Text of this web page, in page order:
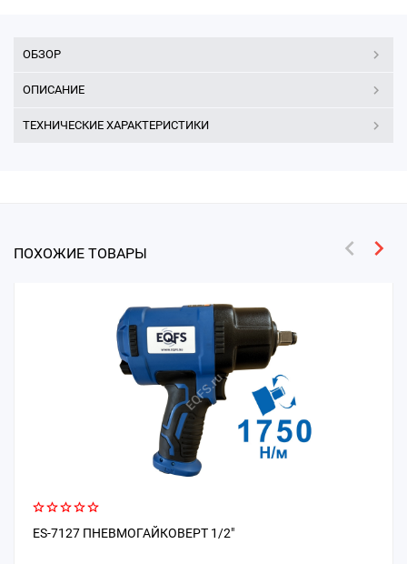
ОБЗОР
ОПИСАНИЕ
ТЕХНИЧЕСКИЕ ХАРАКТЕРИСТИКИ
ПОХОЖИЕ ТОВАРЫ
ES-7127 ПНЕВМОГАЙКОВЕРТ 1/2"